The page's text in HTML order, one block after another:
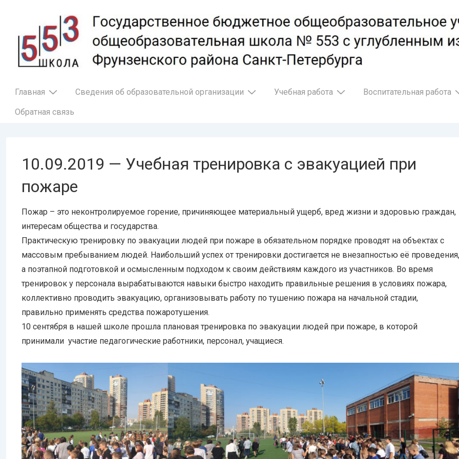
основному
содержимому
Основная
Главная Сведения об образовательной организации Учебная работа Воспитательная работа
Обратная связь
10.09.2019 — Учебная тренировка с эвакуацией при
пожаре
Пожар – это неконтролируемое горение, причиняющее материальный ущерб, вред жизни и здоровью граждан,
интересам общества и государства.
Практическую тренировку по эвакуации людей при пожаре в обязательном порядке проводят на объектах с
массовым пребыванием людей. Наибольший успех от тренировки достигается не внезапностью её проведения,
а поэтапной подготовкой и осмысленным подходом к своим действиям каждого из участников. Во время
тренировок у персонала вырабатываются навыки быстро находить правильные решения в условиях пожара,
коллективно проводить эвакуацию, организовывать работу по тушению пожара на начальной стадии,
правильно применять средства пожаротушения.
10 сентября в нашей школе прошла плановая тренировка по эвакуации людей при пожаре, в которой
принимали участие педагогические работники, персонал, учащиеся.